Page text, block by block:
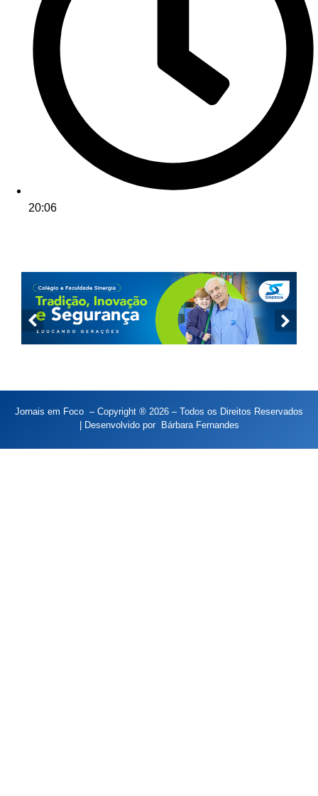
20:06
Jornais em Foco – Copyright ® 2026 – Todos os Direitos Reservados
| Desenvolvido por Bárbara Fernandes